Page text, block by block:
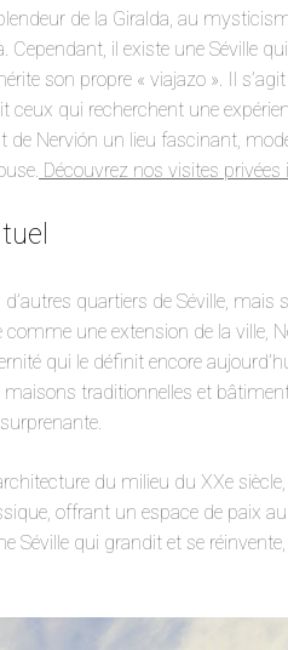
de la Giralda, au
il existe une Séville
son propre « viajazo ». Il
ceux qui recherchent une
Nervión un lieu fascinant,
Découvrez nos visites privées
quartiers de Séville, mais
une extension de la ville,
qui le définit encore
maisons traditionnelles et
du milieu du XXe
offrant un espace de paix
Séville qui grandit et se